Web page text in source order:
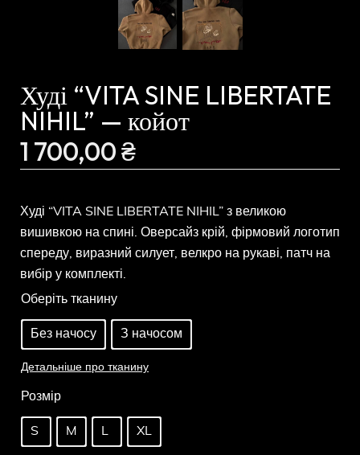
Худі “VITA SINE LIBERTATE
NIHIL” — койот
1 700,00₴
Худі “VITA SINE LIBERTATE NIHIL” з великою
вишивкою на спині. Оверсайз крій, фірмовий логотип
спереду, виразний силует, велкро на рукаві, патч на
вибір у комплекті.
Оберіть тканину
Без начосу З начосом
Детальніше про тканину
Розмір
S M L XL